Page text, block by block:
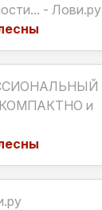
- Лови.ру
КОМПАКТНО и